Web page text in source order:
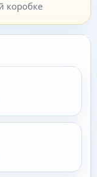
коробке